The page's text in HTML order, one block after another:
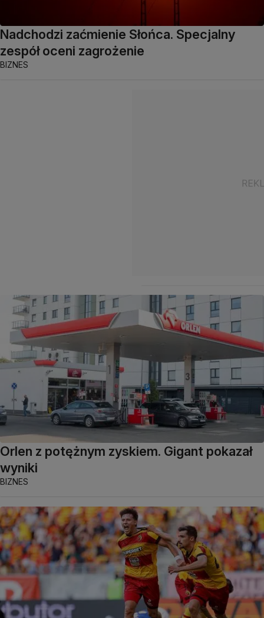
Nadchodzi zaćmienie Słońca. Specjalny
zespół oceni zagrożenie
BIZNES
Orlen z potężnym zyskiem. Gigant pokazał
wyniki
BIZNES